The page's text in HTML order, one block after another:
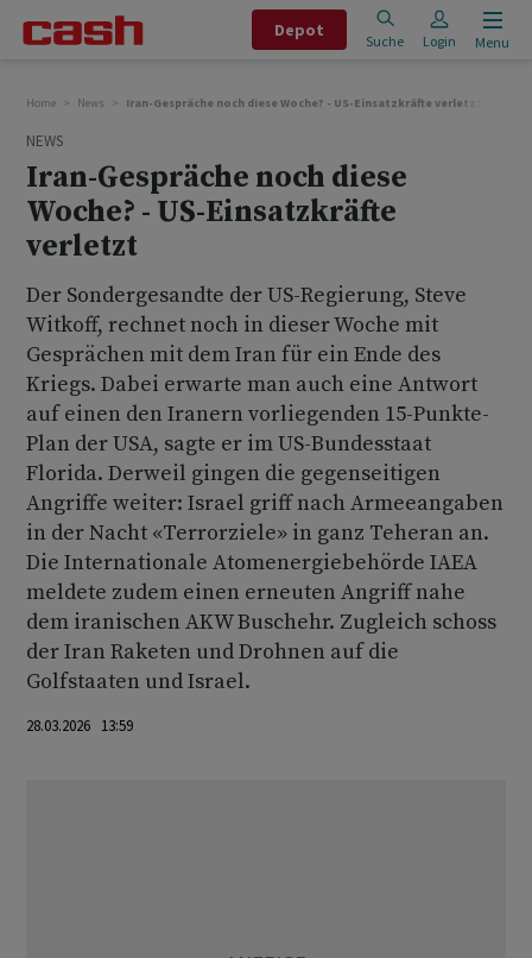
Depot
Suche Login Menu
Home News Iran-Gespräche noch diese Woche? - US-Einsatzkräfte verletzt
NEWS
Iran-Gespräche noch diese
Woche? - US-Einsatzkräfte
verletzt
Der Sondergesandte der US-Regierung, Steve
Witkoff, rechnet noch in dieser Woche mit
Gesprächen mit dem Iran für ein Ende des
Kriegs. Dabei erwarte man auch eine Antwort
auf einen den Iranern vorliegenden 15-Punkte-
Plan der USA, sagte er im US-Bundesstaat
Florida. Derweil gingen die gegenseitigen
Angriffe weiter: Israel griff nach Armeeangaben
in der Nacht «Terrorziele» in ganz Teheran an.
Die Internationale Atomenergiebehörde IAEA
meldete zudem einen erneuten Angriff nahe
dem iranischen AKW Buschehr. Zugleich schoss
der Iran Raketen und Drohnen auf die
Golfstaaten und Israel.
28.03.2026 13:59